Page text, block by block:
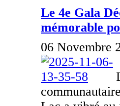
Le 4e Gala
mémorable
06 Novembre